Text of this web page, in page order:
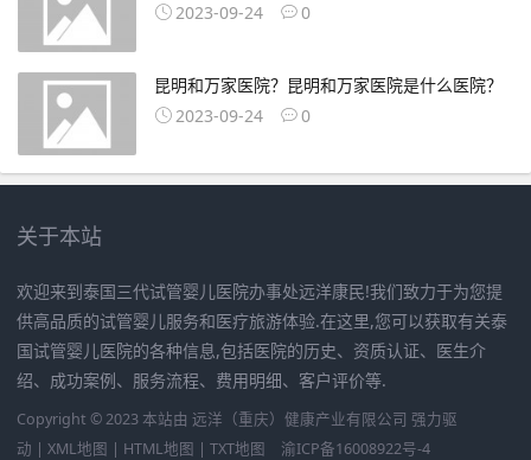
2023-09-24
0
昆明和万家医院？昆明和万家医院是什么医院？
2023-09-24
0
关于本站
欢迎来到泰国三代试管婴儿医院办事处远洋康民!我们致力于为您提
供高品质的试管婴儿服务和医疗旅游体验.在这里,您可以获取有关泰
国试管婴儿医院的各种信息,包括医院的历史、资质认证、医生介
绍、成功案例、服务流程、费用明细、客户评价等.
Copyright © 2023 本站由 远洋（重庆）健康产业有限公司 强力驱
动 | XML地图 | HTML地图 | TXT地图 渝ICP备16008922号-4